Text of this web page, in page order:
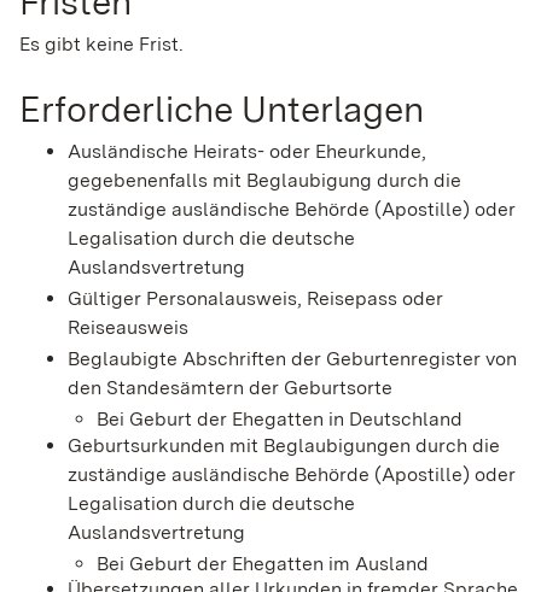
Es gibt keine Frist.
Erforderliche Unterlagen
Ausländische Heirats- oder Eheurkunde,
gegebenenfalls mit Beglaubigung durch die
zuständige ausländische Behörde (Apostille) oder
Legalisation durch die deutsche
Auslandsvertretung
Gültiger Personalausweis, Reisepass oder
Reiseausweis
Beglaubigte Abschriften der Geburtenregister von
den Standesämtern der Geburtsorte
Bei Geburt der Ehegatten in Deutschland
Geburtsurkunden mit Beglaubigungen durch die
zuständige ausländische Behörde (Apostille) oder
Legalisation durch die deutsche
Auslandsvertretung
Bei Geburt der Ehegatten im Ausland